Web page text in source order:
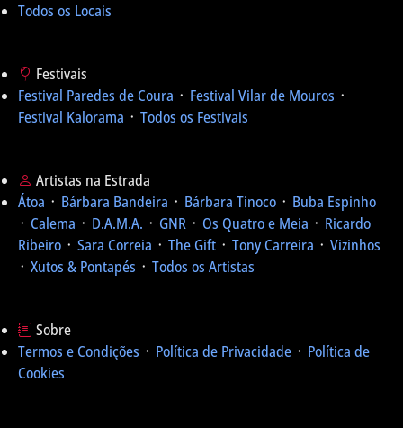
Todos os Locais
Festivais
Festival Paredes de Coura ᛫ Festival Vilar de Mouros ᛫
Festival Kalorama ᛫ Todos os Festivais
Artistas na Estrada
Átoa ᛫ Bárbara Bandeira ᛫ Bárbara Tinoco ᛫ Buba Espinho
᛫ Calema ᛫ D.A.M.A. ᛫ GNR ᛫ Os Quatro e Meia ᛫ Ricardo
Ribeiro ᛫ Sara Correia ᛫ The Gift ᛫ Tony Carreira ᛫ Vizinhos
᛫ Xutos & Pontapés ᛫ Todos os Artistas
Sobre
Termos e Condições ᛫ Política de Privacidade ᛫ Política de
Cookies